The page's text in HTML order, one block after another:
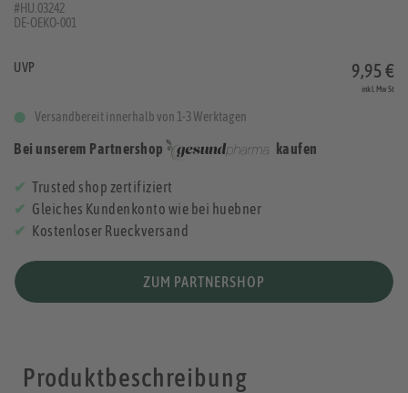
#HU.03242
DE-OEKO-001
UVP 9,95 €
inkl. MwSt
Versandbereit innerhalb von 1-3 Werktagen
Bei unserem Partnershop kaufen
Trusted shop zertifiziert
Gleiches Kundenkonto wie bei huebner
Kostenloser Rueckversand
ZUM PARTNERSHOP
Produktbeschreibung